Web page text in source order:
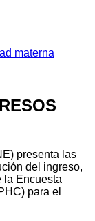
materna
presenta las
del ingreso,
la Encuesta
para el